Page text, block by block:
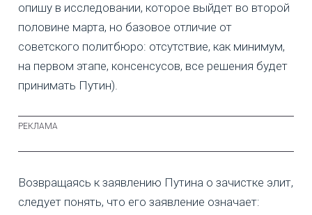
опишу в исследовании, которое выйдет во второй
половине марта, но базовое отличие от
советского политбюро: отсутствие, как минимум,
на первом этапе, консенсусов, все решения будет
принимать Путин).
Возвращаясь к заявлению Путина о зачистке элит,
следует понять, что его заявление означает: